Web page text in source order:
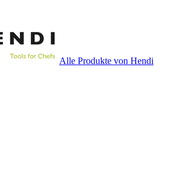
Alle Produkte von Hendi